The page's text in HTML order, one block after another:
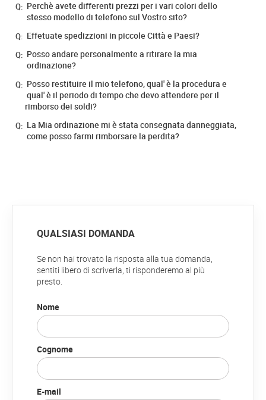
Q: Perchè avete differenti prezzi per i vari colori dello
stesso modello di telefono sul Vostro sito?
Q: Effetuate spedizzioni in piccole Città e Paesi?
Q: Posso andare personalmente a ritirare la mia
ordinazione?
Q: Posso restituire il mio telefono, qual' è la procedura e
qual' è il periodo di tempo che devo attendere per il
rimborso dei soldi?
Q: La Mia ordinazione mi è stata consegnata danneggiata,
come posso farmi rimborsare la perdita?
QUALSIASI DOMANDA
Se non hai trovato la risposta alla tua domanda,
sentiti libero di scriverla, ti risponderemo al più
presto.
Nome
Cognome
E-mail